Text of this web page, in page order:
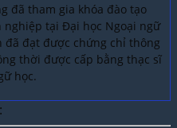
đã tham gia khóa đào tạo
tại Đại học Ngoại ngữ
đã đạt được chứng chỉ thông
thời được cấp bằng thạc sĩ
học.